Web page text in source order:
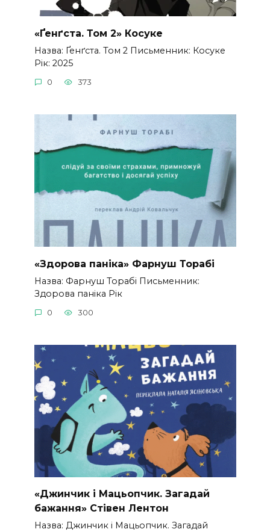
«Ґенґста. Том 2» Косуке
Назва: Ґенґста. Том 2 Письменник: Косуке
Рік: 2025
0 373
«Здорова паніка» Фарнуш Торабі
Назва: Фарнуш Торабі Письменник:
Здорова паніка Рік
0 300
«Джинчик і Мацьопчик. Загадай
бажання» Стівен Лентон
Назва: Джинчик і Мацьопчик. Загадай